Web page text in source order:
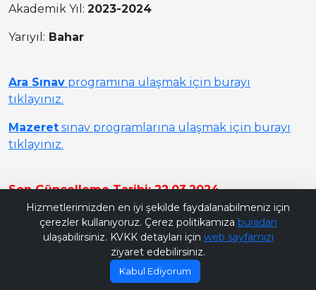
Akademik Yıl: 2023-2024
Yarıyıl: Bahar
Ara Sınav programına ulaşmak için burayı
tıklayınız.
Mazeret sınav programlarına ulaşmak için burayı
tıklayınız.
Son Güncelleme Tarihi: 22.03.2024
Hizmetlerimizden en iyi şekilde faydalanabilmeniz için
çerezler kullanıyoruz. Çerez politikamıza buradan
ulaşabilirsiniz. KVKK detayları için web sayfamızı
ziyaret edebilirsiniz.
Kabul Ediyorum
Bana Soru Sor | Ask Me